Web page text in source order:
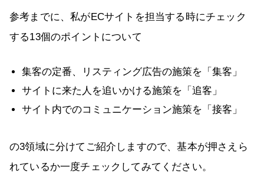
参考までに、私がECサイトを担当する時にチェック
する13個のポイントについて
集客の定番、リスティング広告の施策を「集客」
サイトに来た人を追いかける施策を「追客」
サイト内でのコミュニケーション施策を「接客」
の3領域に分けてご紹介しますので、基本が押さえら
れているか一度チェックしてみてください。